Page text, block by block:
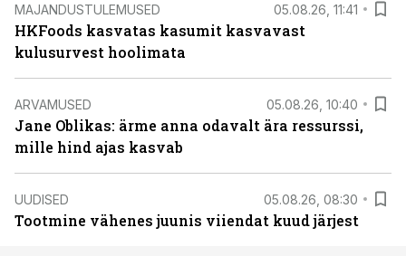
MAJANDUSTULEMUSED 05.08.26, 11:41
HKFoods kasvatas kasumit kasvavast
kulusurvest hoolimata
ARVAMUSED 05.08.26, 10:40
Jane Oblikas: ärme anna odavalt ära ressurssi,
mille hind ajas kasvab
UUDISED 05.08.26, 08:30
Tootmine vähenes juunis viiendat kuud järjest